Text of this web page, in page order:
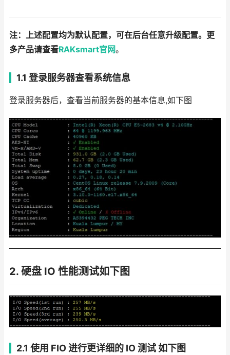
注：上述配置均为默认配置，可在后台任意升级配置。更
多产品请查看RAKsmart官网。
1.1 登录服务器查看系统信息
登录服务器后，查看当前服务器的基本信息,如下图
2. 硬盘 IO 性能测试如下图
2.1 使用 FIO 进行更详细的 IO 测试如下图